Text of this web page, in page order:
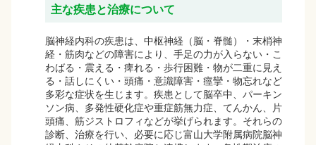
主な疾患と治療について
脳神経内科の疾患は、中枢神経（脳・脊髄）・末梢神
経・筋肉などの障害により、手足の力が入らない・こ
わばる・震える・痺れる・歩行困難・物が二重に見え
る・話しにくい・頭痛・意識障害・痙攣・物忘れなど
多彩な症状を生じます。疾患として脳卒中、パーキン
ソン病、多発性硬化症や重症筋無力症、てんかん、片
頭痛、筋ジストロフィなどが挙げられます。それらの
診断、治療を行い、必要に応じ富山大学附属病院脳神